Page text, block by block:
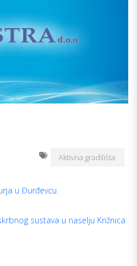
Aktivna gradilišta
u Đurđevcu
sustava u naselju Križnica